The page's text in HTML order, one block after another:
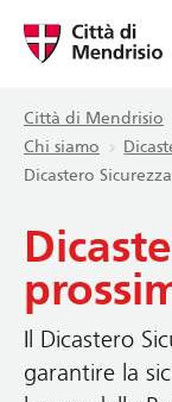
Città di Mendrisio
Chi siamo
Dicastero
Il Dicastero
garantire la